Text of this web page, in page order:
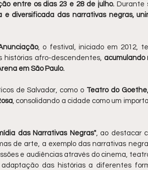
entre os dias 23 e 28 de julho. Durante
e diversificada das narrativas negras,
, o festival, iniciado em 2012,
histórias afro-descendentes, acumulando
em São Paulo.
de Salvador, como o Teatro do
, consolidando a cidade como um
das Narrativas Negras", ao destacar
de arte, a exemplo das narrativas
e audiências através do cinema,
das histórias a diferentes